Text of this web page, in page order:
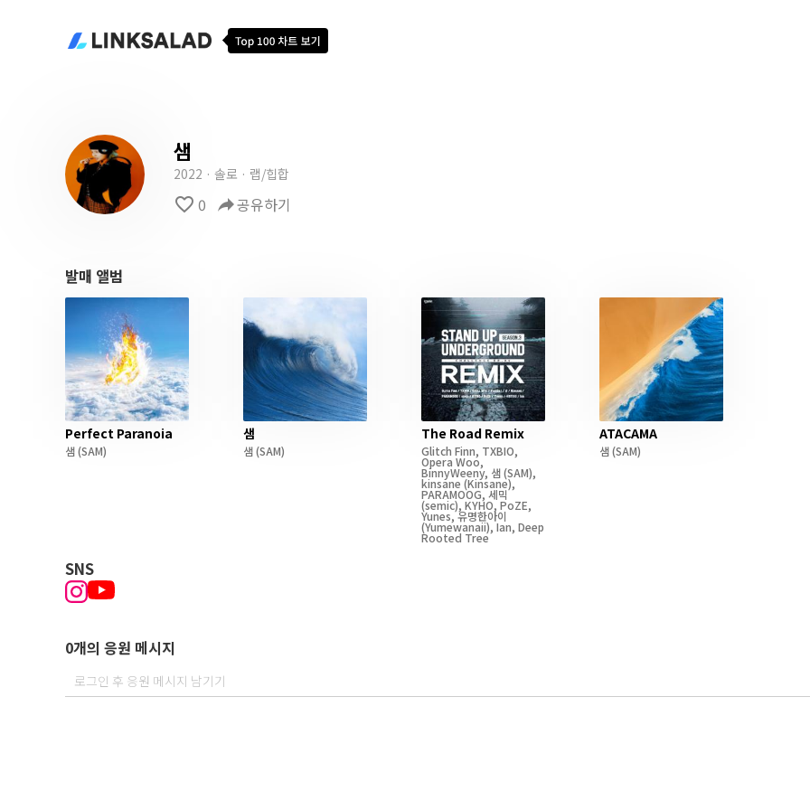
샘
2022 · 솔로 · 랩/힙합
favorite_border 0 reply공유하기
발매 앨범
Perfect Paranoia
샘(SAM)
샘
샘(SAM)
The Road Remix
Glitch Finn, TXBIO,
Opera Woo,
BinnyWeeny, 샘(SAM),
kinsane (Kinsane),
PARAMOOG, 세믹
(semic), KYHO,PoZE,
Yunes,유명한아이
(Yumewanaii),Ian, Deep
Rooted Tree
ATACAMA
샘(SAM)
SNS
0개의 응원 메시지